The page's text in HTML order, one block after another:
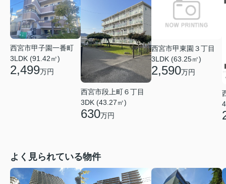
西宮市甲子園一番町
3LDK (91.42㎡)
2,499万円
西宮市段上町６丁目
3DK (43.27㎡)
630万円
西宮市甲東園３丁目
3LDK (63.25㎡)
2,590万円
よく見られている物件